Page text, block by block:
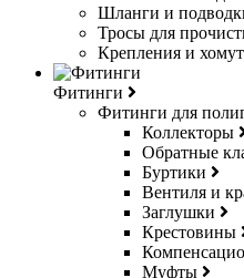
Шланги и
Тросы для
Крепления и
Фитинги
Фитинги для
Коллекторы
Обратные
Буртики
Вентиля и
Заглушки
Крестовины
Муфты